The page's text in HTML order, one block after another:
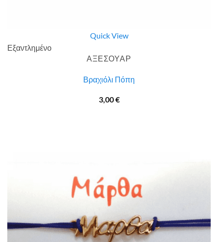
Quick View
Εξαντλημένο
ΑΞΕΣΟΥΑΡ
Βραχιόλι Πόπη
3,00€